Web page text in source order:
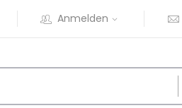
Anmelden